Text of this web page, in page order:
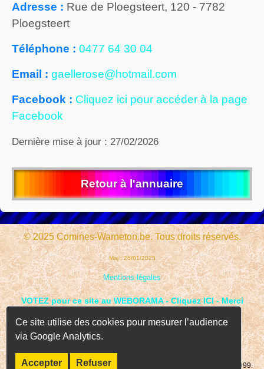
Adresse : Rue de Ploegsteert, 120 - 7782
Ploegsteert
Téléphone : 0477 64 30 04
Email : gaellerose@hotmail.com
Facebook : Cliquez ici pour accéder à la page
Facebook
Dernière mise à jour : 27/02/2026
Retour à l'annuaire
© 2025 Comines-Warneton.be. Tous droits réservés.
Maj : 28/01/2025
Mentions légales
VOTEZ pour ce site au WEBORAMA - Cliquez ICI - Merci
Page consultée fois depuis le 01 janvier 1999.
Ce site utilise des cookies pour mesurer l’audience
via Google Analytics.
Accepter Refuser